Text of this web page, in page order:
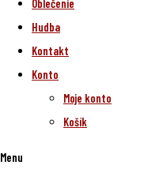
Oblečenie
Hudba
Kontakt
Konto
Moje konto
Košík
Menu